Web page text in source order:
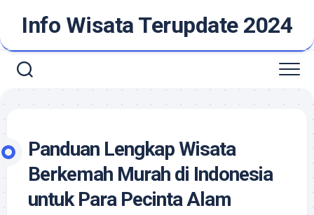
contentInfo Wisata Terupdate 2024
Panduan Lengkap Wisata
Berkemah Murah di Indonesia
untuk Para Pecinta Alam